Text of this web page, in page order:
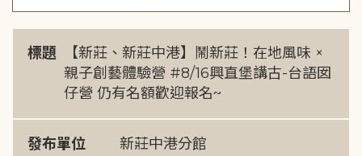
標題
【新莊、新莊中港】鬧新莊！在地風味 ×
親子創藝體驗營 #8/16興直堡講古-台語囡
仔營 仍有名額歡迎報名~
發布單位 新莊中港分館